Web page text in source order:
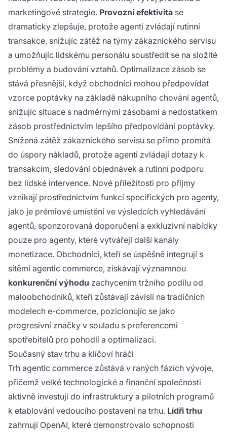
marketingové strategie. Provozní efektivita se
dramaticky zlepšuje, protože agenti zvládají rutinní
transakce, snižujíc zátěž na týmy zákaznického servisu
a umožňujíc lidskému personálu soustředit se na složité
problémy a budování vztahů. Optimalizace zásob se
stává přesnější, když obchodníci mohou předpovídat
vzorce poptávky na základě nákupního chování agentů,
snižujíc situace s nadměrnými zásobami a nedostatkem
zásob prostřednictvím lepšího předpovídání poptávky.
Snížená zátěž zákaznického servisu se přímo promítá
do úspory nákladů, protože agenti zvládají dotazy k
transakcím, sledování objednávek a rutinní podporu
bez lidské intervence. Nové příležitosti pro příjmy
vznikají prostřednictvím funkcí specifických pro agenty,
jako je prémiové umístění ve výsledcích vyhledávání
agentů, sponzorovaná doporučení a exkluzivní nabídky
pouze pro agenty, které vytvářejí další kanály
monetizace. Obchodníci, kteří se úspěšně integrují s
sítěmi agentic commerce, získávají významnou
konkurenční výhodu zachycením tržního podílu od
maloobchodníků, kteří zůstávají závislí na tradičních
modelech e-commerce, pozicionujíc se jako
progresivní značky v souladu s preferencemi
spotřebitelů pro pohodlí a optimalizaci.
Současný stav trhu a klíčoví hráči
Trh agentic commerce zůstává v raných fázích vývoje,
přičemž velké technologické a finanční společnosti
aktivně investují do infrastruktury a pilotních programů
k etablování vedoucího postavení na trhu. Lídři trhu
zahrnují OpenAI, které demonstrovalo schopnosti